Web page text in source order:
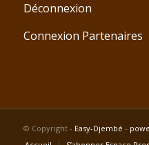
Déconnexion
Connexion Partenaires
© Copyright - Easy-Djembé -